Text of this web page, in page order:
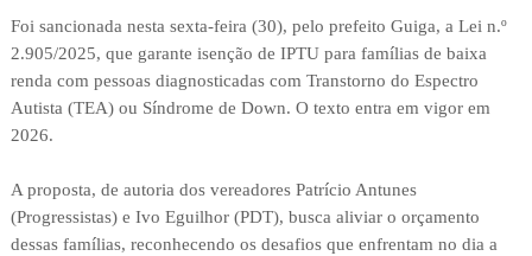
Foi sancionada nesta sexta-feira (30), pelo prefeito Guiga, a Lei n.º
2.905/2025, que garante isenção de IPTU para famílias de baixa
renda com pessoas diagnosticadas com Transtorno do Espectro
Autista (TEA) ou Síndrome de Down. O texto entra em vigor em
2026.
A proposta, de autoria dos vereadores Patrício Antunes
(Progressistas) e Ivo Eguilhor (PDT), busca aliviar o orçamento
dessas famílias, reconhecendo os desafios que enfrentam no dia a